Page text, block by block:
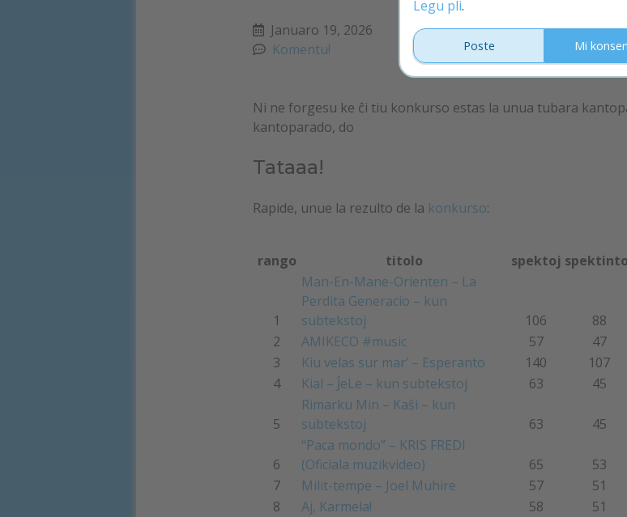
Januaro 19, 2026
Komentu!
Ni ne forgesu ke ĉi tiu konkurso estas la unua tubara
kantoparado, do
Tataaa!
Rapide, unue la rezulto de la konkurso:
rango titolo spektoj
1
Man-En-Mane-Orienten – La
Perdita Generacio – kun
subtekstoj
106 88
2
AMIKECO #music 57 47
3
Kiu velas sur mar’ – Esperanto 140 107
4
Kial – ĴeLe – kun subtekstoj 63 45
5
Rimarku Min – Kaŝi – kun
subtekstoj
63 45
6
“Paca mondo” – KRIS FREDI
(Oficiala muzikvideo)
65 53
7
Milit-tempe – Joel Muhire 57 51
8
Aj, Karmela! 58 51
Legu pli.
Poste Mi